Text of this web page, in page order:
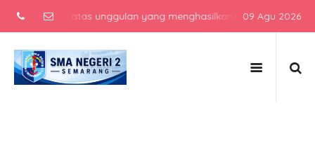
atas unggulan yang menghasilkan lulusan09 Agu 2026